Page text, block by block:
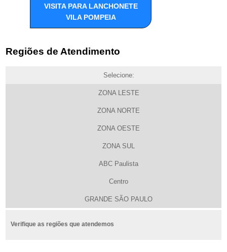
VISITA PARA LANCHONETE
VILA POMPEIA
Regiões de Atendimento
Selecione:
ZONA LESTE
ZONA NORTE
ZONA OESTE
ZONA SUL
ABC Paulista
Centro
GRANDE SÃO PAULO
Verifique as regiões que atendemos